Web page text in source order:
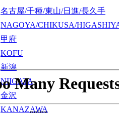
名古屋/千種/東山/日進/長久手
NAGOYA/CHIKUSA/
甲府
KOFU
新潟
NIIGATA
金沢
KANAZAWA